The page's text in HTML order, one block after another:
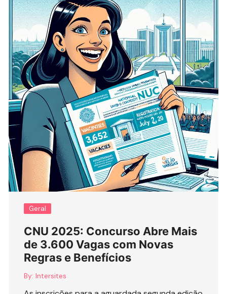
Geral
CNU 2025: Concurso Abre Mais
de 3.600 Vagas com Novas
Regras e Benefícios
By: Intersites